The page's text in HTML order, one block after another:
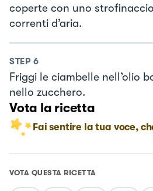
coperte con uno
correnti d’aria.
STEP 6
Friggi le ciambelle nell’olio
nello zucchero.
Vota la ricetta
Fai sentire la tua voce,
VOTA QUESTA RICETTA